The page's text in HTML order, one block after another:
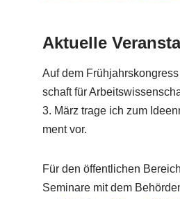
Aktuelle
Auf dem
schaft für
3. März tra­ge ich zum
ment vor.
Für den öffent­li­chen
Semi­na­re mit dem